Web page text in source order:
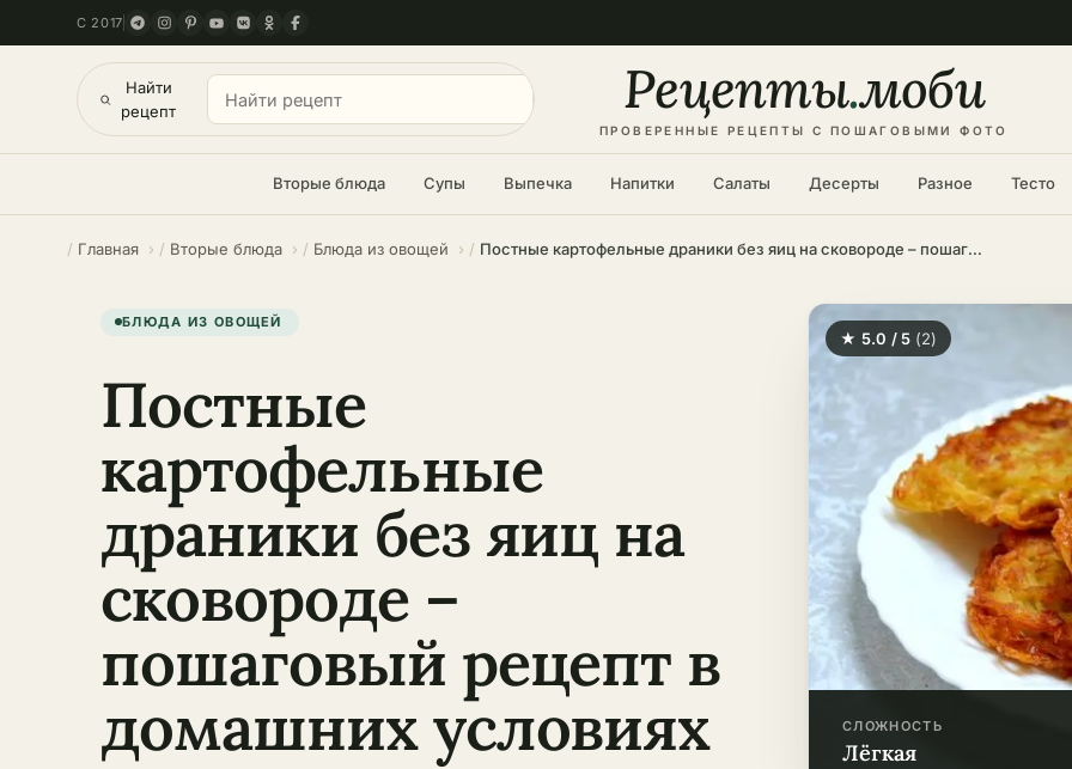
С 2017
Найти
рецепт
Рецепты.моби
ПРОВЕРЕННЫЕ РЕЦЕПТЫ С ПОШАГОВЫМИ ФОТО
Вторые блюда Супы Выпечка Напитки Салаты Десерты Разное Тесто
Главная Вторые блюда Блюда из овощей Постные картофельные драники без яиц на сковороде – пошаговый рецепт в домашних условиях
★ 5.0 / 5 (2)
СЛОЖНОСТЬ
лёгкая
БЛЮДА ИЗ ОВОЩЕЙ
Постные
картофельные
драники без яиц на
сковороде –
пошаговый рецепт в
домашних условиях